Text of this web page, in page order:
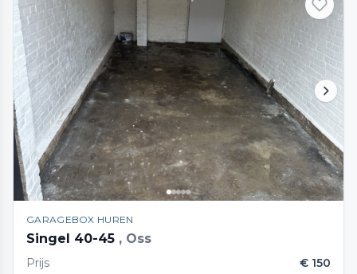
GARAGEBOX HUREN
Singel 40-45 , Oss
Prijs
€ 150